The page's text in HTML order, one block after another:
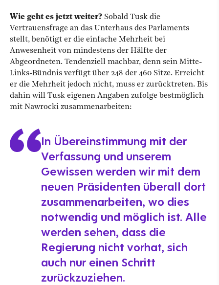
Wie geht es jetzt weiter? Sobald Tusk die
Vertrauensfrage an das Unterhaus des Parlaments
stellt, benötigt er die einfache Mehrheit bei
Anwesenheit von mindestens der Hälfte der
Abgeordneten. Tendenziell machbar, denn sein Mitte-
Links-Bündnis verfügt über 248 der 460 Sitze. Erreicht
er die Mehrheit jedoch nicht, muss er zurücktreten. Bis
dahin will Tusk eigenen Angaben zufolge bestmöglich
mit Nawrocki zusammenarbeiten:
In Übereinstimmung mit der
Verfassung und unserem
Gewissen werden wir mit dem
neuen Präsidenten überall dort
zusammenarbeiten, wo dies
notwendig und möglich ist. Alle
werden sehen, dass die
Regierung nicht vorhat, sich
auch nur einen Schritt
zurückzuziehen.